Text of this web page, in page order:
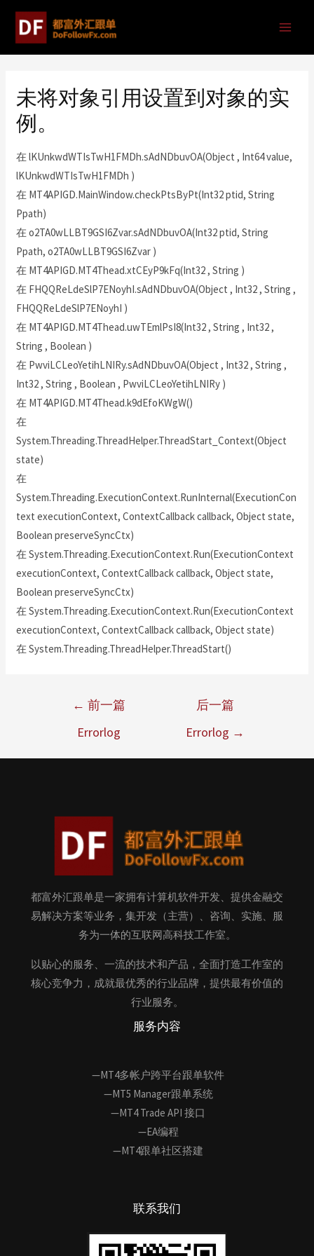
未将对象引用设置到对象的实
例。
在 lKUnkwdWTIsTwH1FMDh.sAdNDbuvOA(Object , Int64 value,
lKUnkwdWTIsTwH1FMDh )
在 MT4APIGD.MainWindow.checkPtsByPt(Int32 ptid, String
Ppath)
在 o2TA0wLLBT9GSI6Zvar.sAdNDbuvOA(Int32 ptid, String
Ppath, o2TA0wLLBT9GSI6Zvar )
在 MT4APIGD.MT4Thead.xtCEyP9kFq(Int32 , String )
在 FHQQReLdeSlP7ENoyhI.sAdNDbuvOA(Object , Int32 , String ,
FHQQReLdeSlP7ENoyhI )
在 MT4APIGD.MT4Thead.uwTEmlPsI8(Int32 , String , Int32 ,
String , Boolean )
在 PwviLCLeoYetihLNIRy.sAdNDbuvOA(Object , Int32 , String ,
Int32 , String , Boolean , PwviLCLeoYetihLNIRy )
在 MT4APIGD.MT4Thead.k9dEfoKWgW()
在
System.Threading.ThreadHelper.ThreadStart_Context(Object
state)
在
System.Threading.ExecutionContext.RunInternal(ExecutionCon
text executionContext, ContextCallback callback, Object state,
Boolean preserveSyncCtx)
在 System.Threading.ExecutionContext.Run(ExecutionContext
executionContext, ContextCallback callback, Object state,
Boolean preserveSyncCtx)
在 System.Threading.ExecutionContext.Run(ExecutionContext
executionContext, ContextCallback callback, Object state)
在 System.Threading.ThreadHelper.ThreadStart()
← 前一篇
Errorlog
后一篇
Errorlog →
都富外汇跟单是一家拥有计算机软件开发、提供金融交
易解决方案等业务，集开发（主营）、咨询、实施、服
务为一体的互联网高科技工作室。
以贴心的服务、一流的技术和产品，全面打造工作室的
核心竞争力，成就最优秀的行业品牌，提供最有价值的
行业服务。
服务内容
—MT4多帐户跨平台跟单软件
—MT5 Manager跟单系统
—MT4 Trade API 接口
—EA编程
—MT4跟单社区搭建
联系我们